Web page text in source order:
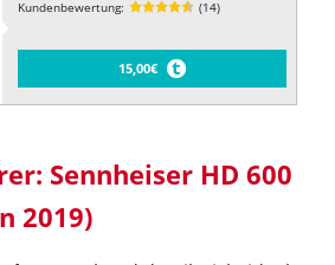
Kundenbewertung: (14)
15,00€
Sennheiser HD 600
2019)